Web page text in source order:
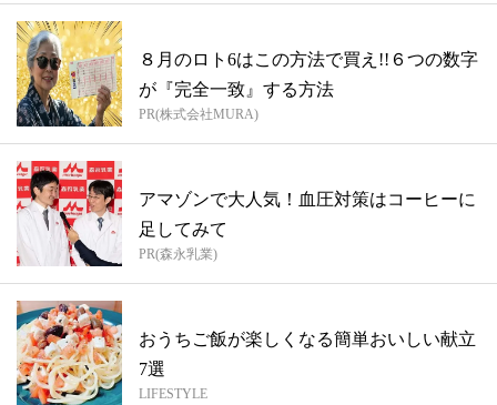
８月のロト6はこの方法で買え!!６つの数字
が『完全一致』する方法
PR(株式会社MURA)
アマゾンで大人気！血圧対策はコーヒーに
足してみて
PR(森永乳業)
おうちご飯が楽しくなる簡単おいしい献立
7選
LIFESTYLE